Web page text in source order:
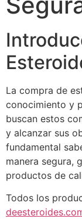
La compra de
conocimiento y
buscan estos
y alcanzar sus
fundamental
manera segura,
productos de
Todos los